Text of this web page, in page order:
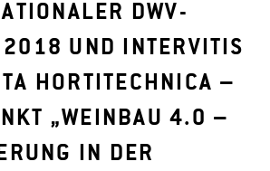
DWV-
2018 UND INTERVITIS
HORTITECHNICA –
„WEINBAU 4.0 –
IN DER